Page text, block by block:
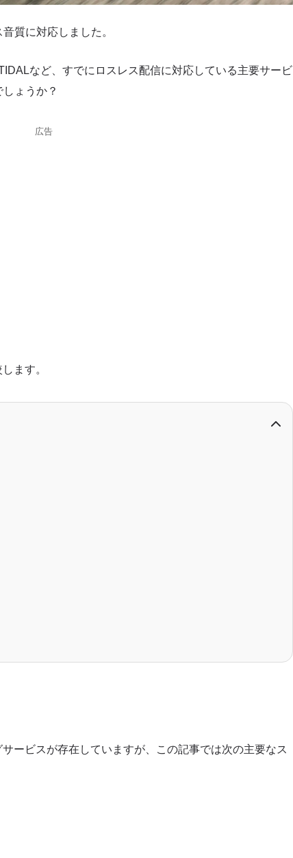
質に対応しました。
など、すでにロスレス配信に対応している主要サービ
ょうか？
広告
ます。
ービスが存在していますが、この記事では次の主要なス